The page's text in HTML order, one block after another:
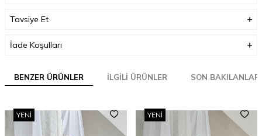
Tavsiye Et
İade Koşulları
BENZER ÜRÜNLER İLGILI ÜRÜNLER SON BAKILANLAR
YENI YENI